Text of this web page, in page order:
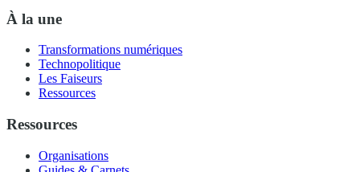
À la une
Transformations numériques
Technopolitique
Les Faiseurs
Ressources
Ressources
Organisations